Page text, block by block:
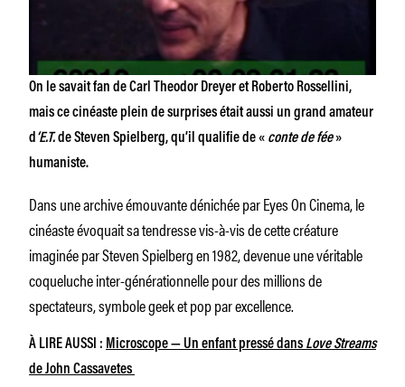
On le savait fan de Carl Theodor Dreyer et Roberto Rossellini,
mais ce cinéaste plein de surprises était aussi un grand amateur
d ‘E.T.de Steven Spielberg, qu’il qualifie de « conte de fée»
humaniste.
Dans une archive émouvante dénichée par Eyes On Cinema, le
cinéaste évoquait sa tendresse vis-à-vis de cette créature
imaginée par Steven Spielberg en 1982, devenue une véritable
coqueluche inter-générationnelle pour des millions de
spectateurs, symbole geek et pop par excellence.
À LIRE AUSSI : Microscope— Un enfant pressé dans Love Streams
de John Cassavetes